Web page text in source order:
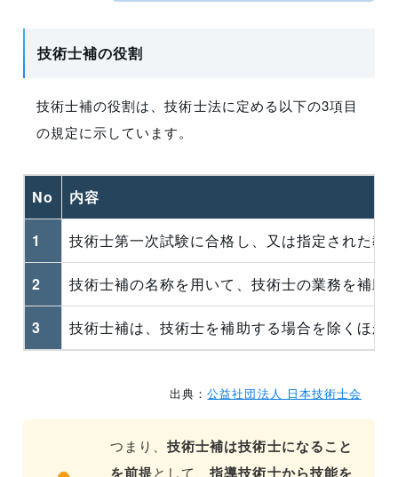
技術士補の役割
技術士補の役割は、技術士法に定める以下の3項目
の規定に示しています。
No 内容
1 技術士第一次試験に合格し、又は指定された
2 技術士補の名称を用いて、技術士の業務を補助
3 技術士補は、技術士を補助する場合を除くほ
出典：公益社団法人 日本技術士会
つまり、技術士補は技術士になること
を前提として、指導技術士から技能を